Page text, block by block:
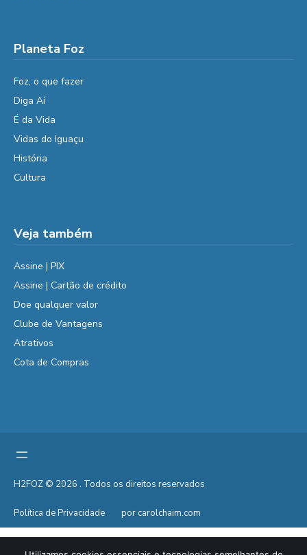
Planeta Foz
Foz, o que fazer
Diga Aí
É da Vida
Vidas do Iguaçu
História
Cultura
Veja também
Assine | PIX
Assine | Cartão de crédito
Doe qualquer valor
Clube de Vantagens
Atrativos
Cota de Compras
H2FOZ © 2026 . Todos os direitos reservados
Política de Privacidade por carolchaim.com